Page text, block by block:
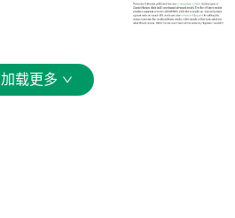
训练的威力了。 跟
分辨率。举个例
它的希区柯克运
声录音，用自然语
己搞定剩下的。
背后的训练范式变
任务拆分的专家
客。标题很克制：
。 先说 Anthropic
Mythos 模
果：一个攻击了后
是对缩减轮次 AE
正在认真考虑标准
加载更多